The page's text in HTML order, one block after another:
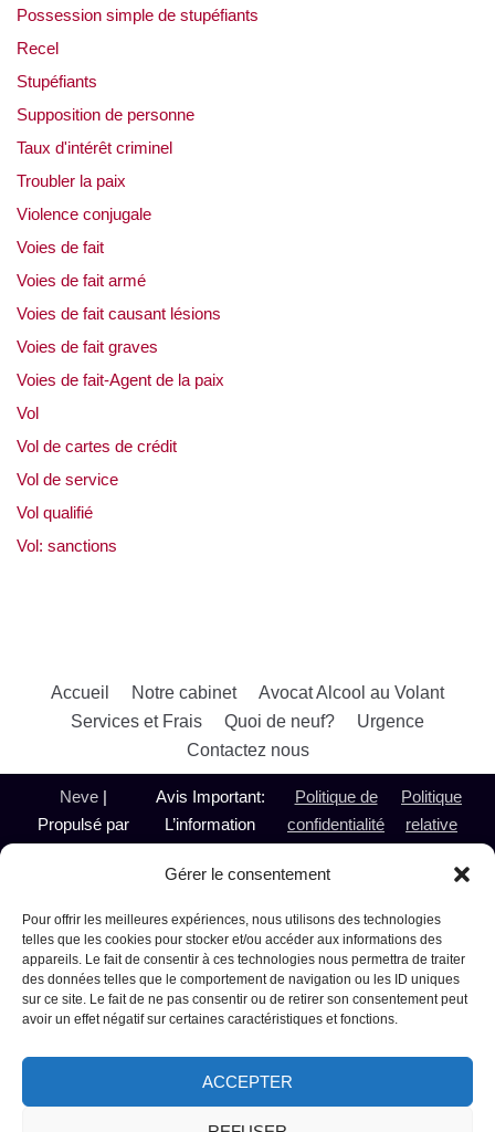
Gérer le consentement
Pour offrir les meilleures expériences, nous utilisons des technologies
telles que les cookies pour stocker et/ou accéder aux informations des
appareils. Le fait de consentir à ces technologies nous permettra de traiter
des données telles que le comportement de navigation ou les ID uniques
sur ce site. Le fait de ne pas consentir ou de retirer son consentement peut
avoir un effet négatif sur certaines caractéristiques et fonctions.
ACCEPTER
Possession simple de stupéfiants
Recel
Stupéfiants
Supposition de personne
Taux d'intérêt criminel
Troubler la paix
Violence conjugale
Voies de fait
Voies de fait armé
Voies de fait causant lésions
Voies de fait graves
Voies de fait-Agent de la paix
Vol
Vol de cartes de crédit
Vol de service
Vol qualifié
Vol: sanctions
Accueil Notre cabinet
Avocat Alcool au Volant
Services et Frais
Quoi de neuf?
Urgence
Contactez nous
Neve|
Propulsé par
Alcool au
Volant et
Droit Criminel
Montréal
Avis Important:
L’information
présent site est de
n’a pas pour objet de
remplacer ou de
pallier le besoin de
consulter un avocat.
d'information,
Me Micheline
Politique de
confidentialité
Politique
relative
témoins